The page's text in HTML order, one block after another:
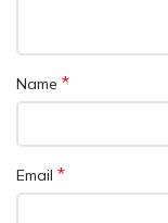
Name *
Email *